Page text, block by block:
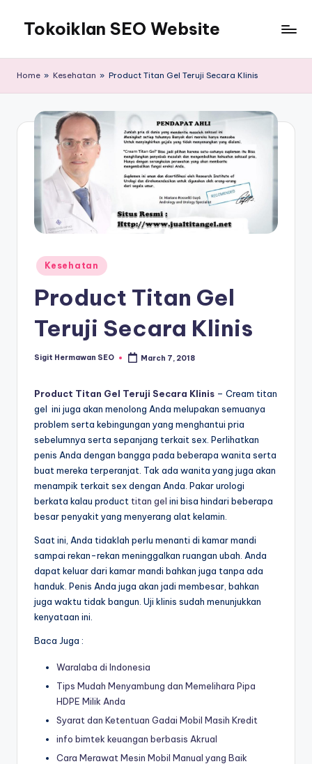
content
Tokoiklan SEO Website
Master
dan
SEO
Indonesia
Murah
Terbaik
Bergaransi
Home » Kesehatan » Product Titan Gel Teruji Secara Klinis
Posted
in
Kesehatan
Product Titan Gel
Teruji Secara Klinis
Posted
Sigit Hermawan SEO March 7, 2018
Product Titan Gel Teruji Secara Klinis – Cream titan
gel ini juga akan menolong Anda melupakan semuanya
problem serta kebingungan yang menghantui pria
sebelumnya serta sepanjang terkait sex. Perlihatkan
penis Anda dengan bangga pada beberapa wanita serta
buat mereka terperanjat. Tak ada wanita yang juga akan
menampik terkait sex dengan Anda. Pakar urologi
berkata kalau product titan gel ini bisa hindari beberapa
besar penyakit yang menyerang alat kelamin.
Saat ini, Anda tidaklah perlu menanti di kamar mandi
sampai rekan-rekan meninggalkan ruangan ubah. Anda
dapat keluar dari kamar mandi bahkan juga tanpa ada
handuk. Penis Anda juga akan jadi membesar, bahkan
juga waktu tidak bangun. Uji klinis sudah menunjukkan
kenyataan ini.
Baca Juga :
Waralaba di Indonesia
Tips Mudah Menyambung dan Memelihara Pipa
HDPE Milik Anda
Syarat dan Ketentuan Gadai Mobil Masih Kredit
info bimtek keuangan berbasis Akrual
Cara Merawat Mesin Mobil Manual yang Baik